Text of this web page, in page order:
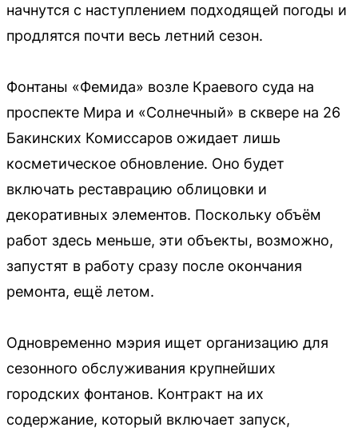
начнутся с наступлением подходящей погоды и
продлятся почти весь летний сезон.
Фонтаны «Фемида» возле Краевого суда на
проспекте Мира и «Солнечный» в сквере на 26
Бакинских Комиссаров ожидает лишь
косметическое обновление. Оно будет
включать реставрацию облицовки и
декоративных элементов. Поскольку объём
работ здесь меньше, эти объекты, возможно,
запустят в работу сразу после окончания
ремонта, ещё летом.
Одновременно мэрия ищет организацию для
сезонного обслуживания крупнейших
городских фонтанов. Контракт на их
содержание, который включает запуск,